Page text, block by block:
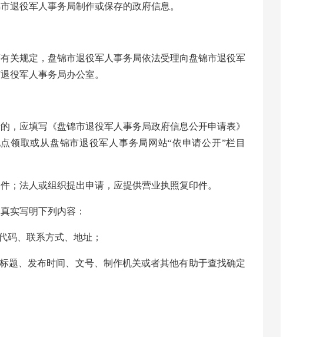
退役军人事务局制作或保存的政府信息。
关规定，盘锦市退役军人事务局依法受理向盘锦市退役军
役军人事务局办公室。
，应填写《盘锦市退役军人事务局政府信息公开申请表》
领取或从盘锦市退役军人事务局网站“依申请公开”栏目
；法人或组织提出申请，应提供营业执照复印件。
实写明下列内容：
码、联系方式、地址；
题、发布时间、文号、制作机关或者其他有助于查找确定